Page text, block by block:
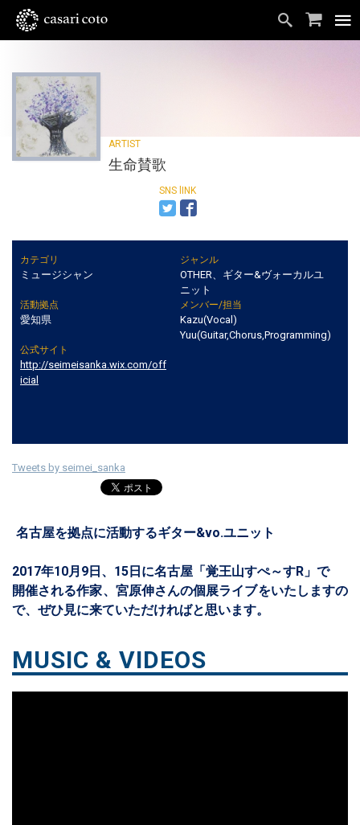
生命賛歌
カテゴリ
ミュージシャン
ジャンル
OTHER、ギター&ヴォーカルユ
ニット
活動拠点
愛知県
メンバー/担当
Kazu(Vocal)
Yuu(Guitar,Chorus,Programming)
公式サイト
http://seimeisanka.wix.com/off
icial
Tweets by seimei_sanka
名古屋を拠点に活動するギター&vo.ユニット
2017年10月9日、15日に名古屋「覚王山すぺ～すR」で
開催される作家、宮原伸さんの個展ライブをいたしますの
で、ぜひ見に来ていただければと思います。
MUSIC & VIDEOS